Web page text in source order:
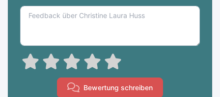
Bewertung schreiben